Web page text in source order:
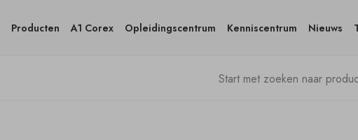
Producten A1 Corex Opleidingscentrum Kenniscentrum Nieuws